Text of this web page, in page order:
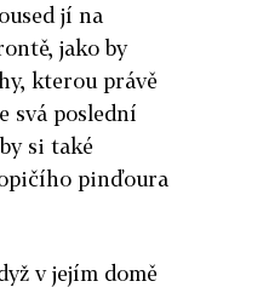
jí na
jako by
kterou právě
svá poslední
si také
pinďoura
v jejím domě